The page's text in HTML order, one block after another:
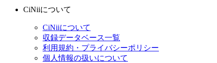
CiNiiについて
CiNiiについて
収録データベース一覧
利用規約・プライバシーポリシー
個人情報の扱いについて